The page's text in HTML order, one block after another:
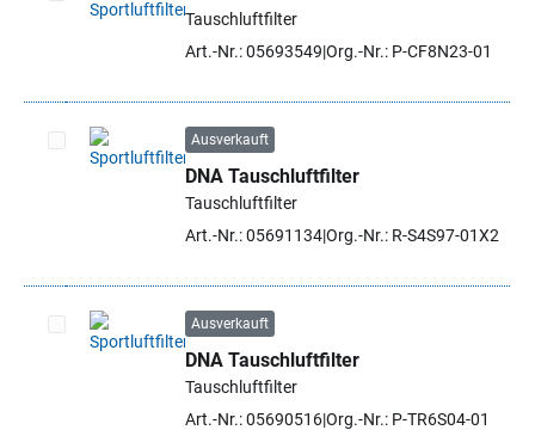
Artikel auswählen
Tauschluftfilter
Art.-Nr.: 05693549 Org.-Nr.: P-CF8N23-01
Artikel auswählen
Ausverkauft
DNA Tauschluftfilter
Tauschluftfilter
Art.-Nr.: 05691134Org.-Nr.: R-S4S97-01X2
Artikel auswählen
Ausverkauft
DNA Tauschluftfilter
Tauschluftfilter
Art.-Nr.: 05690516Org.-Nr.: P-TR6S04-01